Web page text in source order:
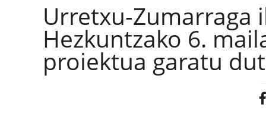
Urretxu-Zumarraga
Hezkuntzako 6.
proiektua garatu